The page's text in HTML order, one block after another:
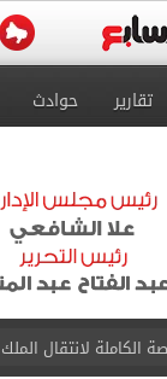
تقارير حوادث
الكاملة لانتقال
بكليات سياسة